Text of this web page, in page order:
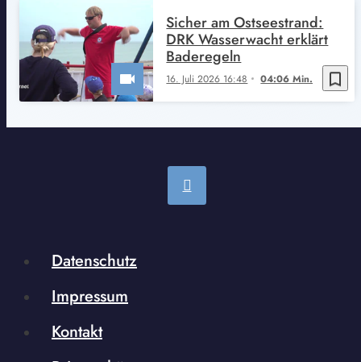
bookmark_border
16. Juli 2026 16:48 04:06 Min.
Sicher am Ostseestrand:
DRK Wasserwacht erklärt
Baderegeln
Datenschutz
Impressum
Kontakt